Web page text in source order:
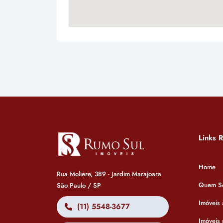
Rua Moliere, 389 - Jardim Marajoara
São Paulo / SP
(11) 5548-3677
Links
Home
Quem
Imóveis
Imóveis